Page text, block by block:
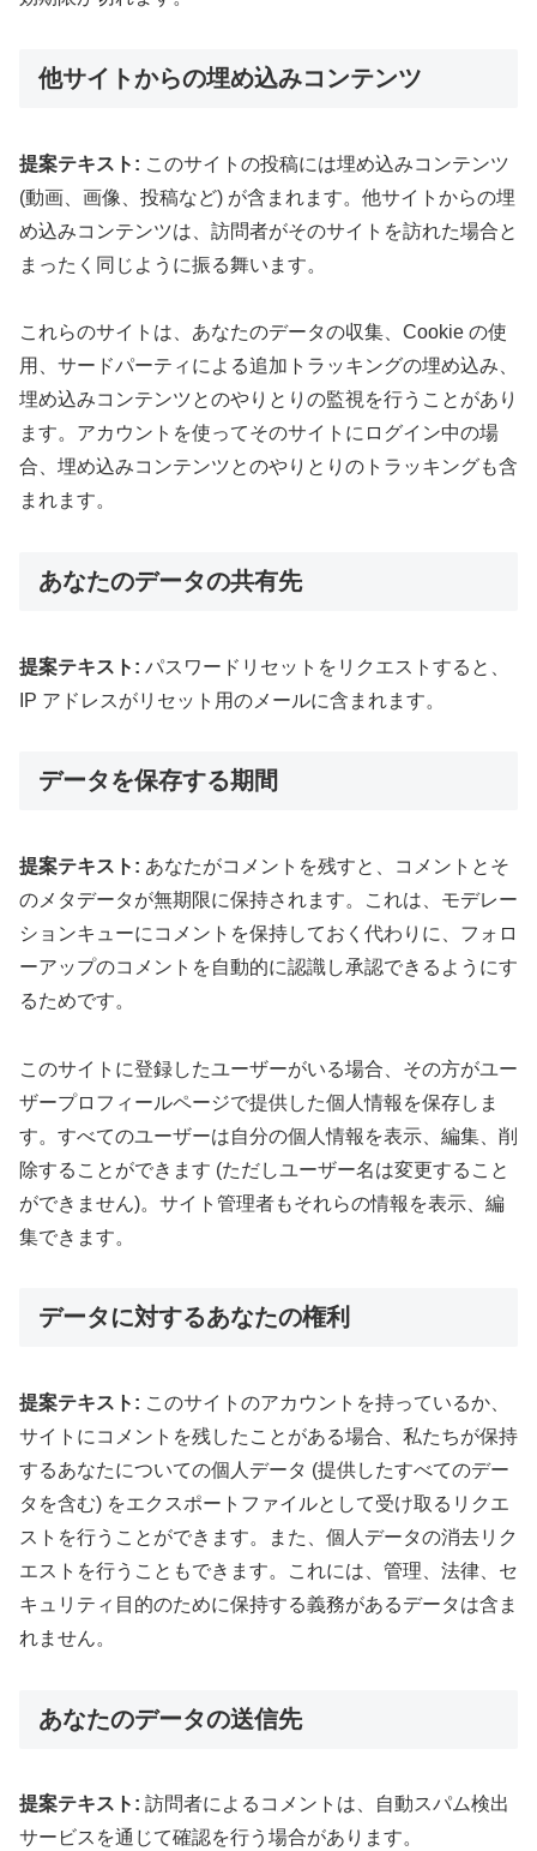
他サイトからの埋め込みコンテンツ
提案テキスト: このサイトの投稿には埋め込みコンテンツ
(動画、画像、投稿など) が含まれます。他サイトからの埋
め込みコンテンツは、訪問者がそのサイトを訪れた場合と
まったく同じように振る舞います。
これらのサイトは、あなたのデータの収集、Cookie の使
用、サードパーティによる追加トラッキングの埋め込み、
埋め込みコンテンツとのやりとりの監視を行うことがあり
ます。アカウントを使ってそのサイトにログイン中の場
合、埋め込みコンテンツとのやりとりのトラッキングも含
まれます。
あなたのデータの共有先
提案テキスト: パスワードリセットをリクエストすると、
IP アドレスがリセット用のメールに含まれます。
データを保存する期間
提案テキスト: あなたがコメントを残すと、コメントとそ
のメタデータが無期限に保持されます。これは、モデレー
ションキューにコメントを保持しておく代わりに、フォロ
ーアップのコメントを自動的に認識し承認できるようにす
るためです。
このサイトに登録したユーザーがいる場合、その方がユー
ザープロフィールページで提供した個人情報を保存しま
す。すべてのユーザーは自分の個人情報を表示、編集、削
除することができます (ただしユーザー名は変更すること
ができません)。サイト管理者もそれらの情報を表示、編
集できます。
データに対するあなたの権利
提案テキスト: このサイトのアカウントを持っているか、
サイトにコメントを残したことがある場合、私たちが保持
するあなたについての個人データ (提供したすべてのデー
タを含む) をエクスポートファイルとして受け取るリクエ
ストを行うことができます。また、個人データの消去リク
エストを行うこともできます。これには、管理、法律、セ
キュリティ目的のために保持する義務があるデータは含ま
れません。
あなたのデータの送信先
提案テキスト: 訪問者によるコメントは、自動スパム検出
サービスを通じて確認を行う場合があります。